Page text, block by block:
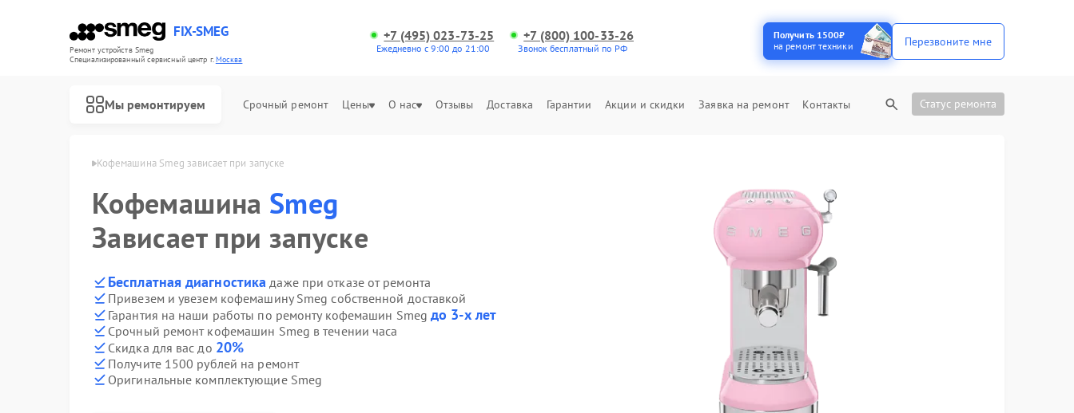
FIX-SMEG
Ремонт устройств Smeg
Специализированный cервисный центр г.Москва
+7 (495) 023-73-25
Ежедневно с 9:00 до 21:00
+7 (800) 100-33-26
Звонок бесплатный по РФ
Получить 1500₽
на ремонт техники
Перезвоните мне
Мы ремонтируем Срочный ремонт Цены О нас Отзывы Доставка Гарантии Акции и скидки Заявка на ремонт Контакты Статус ремонта
Кофемашина Smeg зависает при запуске
Кофемашина Smeg
Зависает при запуске
Бесплатная диагностика даже при отказе от ремонта
Привезем и увезем кофемашину Smeg собственной доставкой
Гарантия на наши работы по ремонту кофемашин Smeg до 3-х лет
Срочный ремонт кофемашин Smeg в течении часа
Скидка для вас до 20%
Получите 1500 рублей на ремонт
Оригинальные комплектующие Smeg